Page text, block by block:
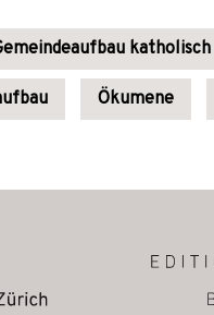
katholisch
Ökumene